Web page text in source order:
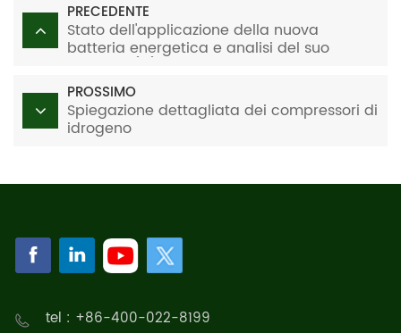
PRECEDENTE
Stato dell'applicazione della nuova
batteria energetica e analisi del suo
PROSSIMO
Spiegazione dettagliata dei compressori di
idrogeno
tel : +86-400-022-8199